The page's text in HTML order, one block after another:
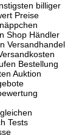
billiger
Preise
Shop Händler
Versandhandel
Bestellung
Auktion
Tests